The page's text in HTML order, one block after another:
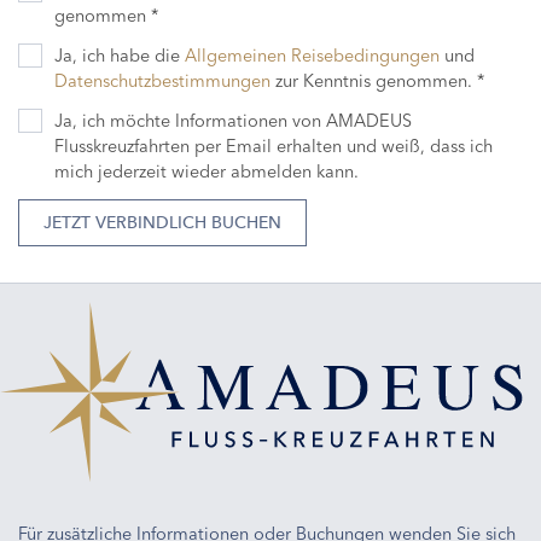
genommen *
Ja, ich habe die Allgemeinen Reisebedingungen und
Datenschutzbestimmungen zur Kenntnis genommen. *
Ja, ich möchte Informationen von AMADEUS
Flusskreuzfahrten per Email erhalten und weiß, dass ich
mich jederzeit wieder abmelden kann.
JETZT VERBINDLICH BUCHEN
Für zusätzliche Informationen oder Buchungen wenden Sie sich